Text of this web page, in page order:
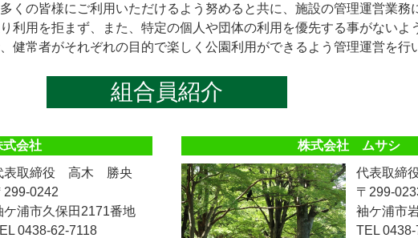
くの皆様にご利用いただけるよう努めると共に、施設の管理運営業務
利用を拒まず、また、特定の個人や団体の利用を優先する事がないよ
健常者がそれぞれの目的で楽しく公園利用ができるよう管理運営を行
組合員紹介
会社
表取締役 高木 勝央
299-0242
ケ浦市久保田2171番地
0438-62-7118
株式会社 ムサシ
代表取
〒299-
袖ケ浦市
TEL